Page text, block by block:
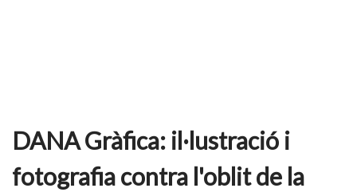
DANA Gràfica: il·lustració i
fotografia contra l'oblit de la